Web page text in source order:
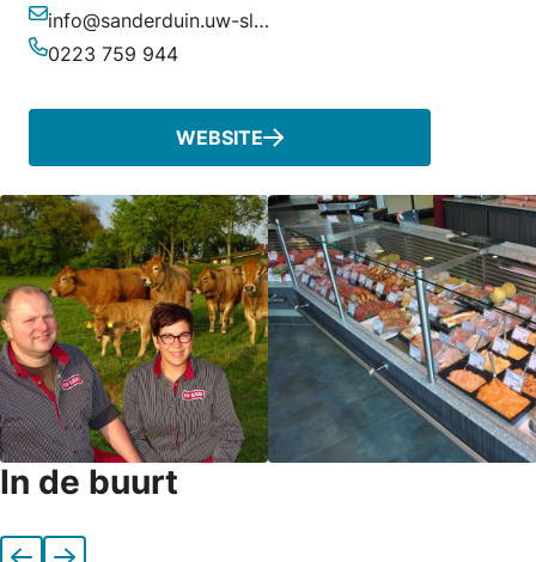
E-mailadres
info@sanderduin.uw-slager.nl
0223 759 944
WEBSITE
In de buurt